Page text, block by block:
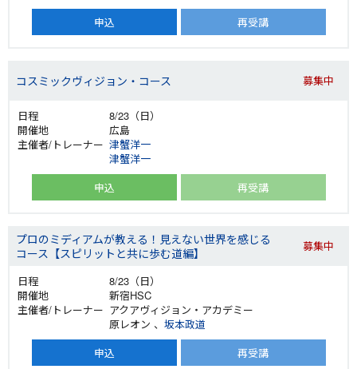
申込
再受講
コスミックヴィジョン・コース 募集中
8/23（日）
広島
津蟹洋一
津蟹洋一
申込
再受講
プロのミディアムが教える！見えない世界を感じる
コース【スピリットと共に歩む道編】
募集中
8/23（日）
新宿HSC
アクアヴィジョン・アカデミー
原レオン 、 坂本政道
申込
再受講